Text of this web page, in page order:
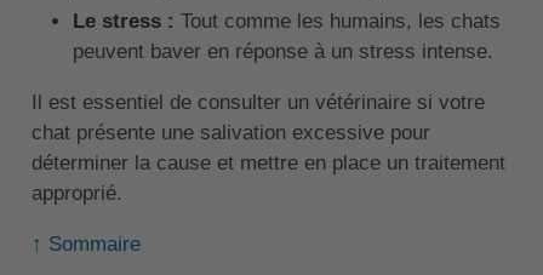
Le stress : Tout comme les humains, les chats
peuvent baver en réponse à un stress intense.
Il est essentiel de consulter un vétérinaire si votre
chat présente une salivation excessive pour
déterminer la cause et mettre en place un traitement
approprié.
↑ Sommaire